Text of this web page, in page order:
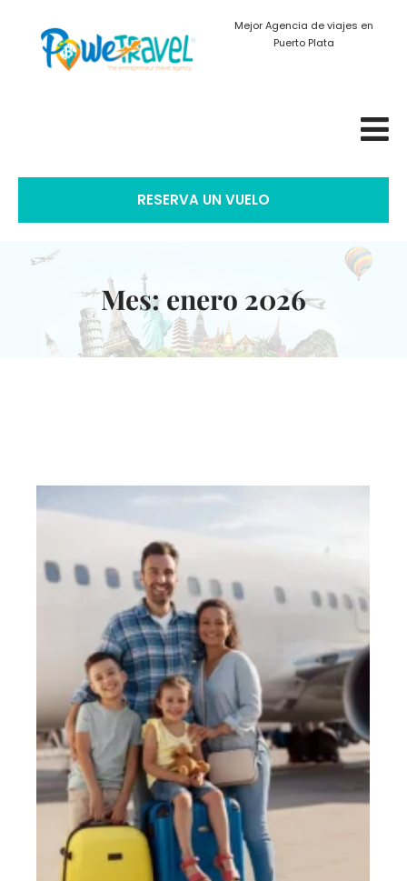
Mejor Agencia de viajes en
Puerto Plata
RESERVA UN VUELO
Mes: enero 2026